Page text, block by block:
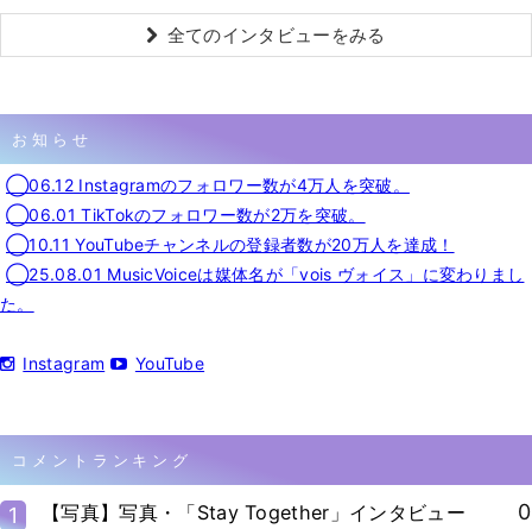
全てのインタビューをみる
お知らせ
◯06.12 Instagramのフォロワー数が4万人を突破。
◯06.01 TikTokのフォロワー数が2万を突破。
◯10.11 YouTubeチャンネルの登録者数が20万人を達成！
◯25.08.01 MusicVoiceは媒体名が「vois ヴォイス」に変わりまし
た。
Instagram YouTube
コメントランキング
1
【写真】写真・「Stay Together」インタビュー
0